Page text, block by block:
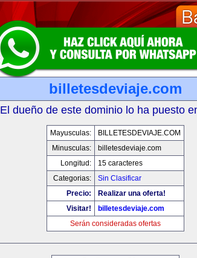
billetesdeviaje.com
El dueño de este dominio lo ha puesto
Mayusculas:
BILLETESDEVIAJE.COM
Minusculas:
billetesdeviaje.com
Longitud:
15 caracteres
Categorias:
Sin Clasificar
Precio:
Realizar una oferta!
Visitar!
billetesdeviaje.com
Serán consideradas ofertas